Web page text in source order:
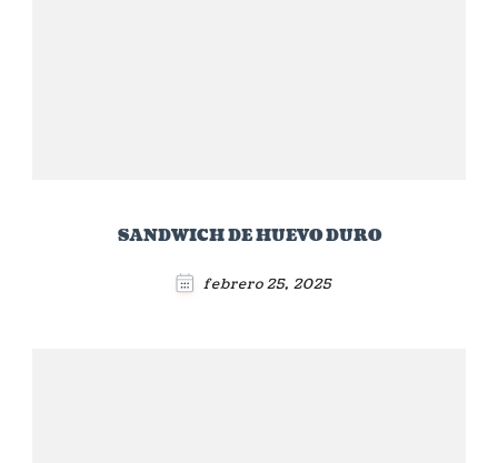
SANDWICH DE HUEVO DURO
febrero 25, 2025